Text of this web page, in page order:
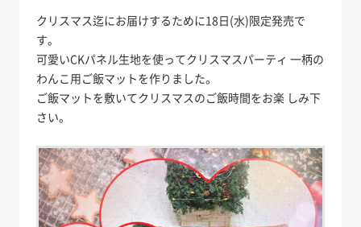
クリスマス迄にお届けするために18日(水)限定発売で
す。
可愛いCKパネル生地を使ってクリスマスパーティ 一柄の
わんこ用ご飯マットを作りました。
ご飯マットを敷いてクリスマスのご飯時間をお楽 しみ下
さい。